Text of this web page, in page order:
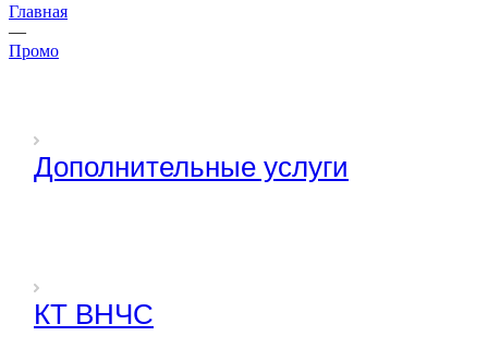
Главная
—
Промо
Дополнительные услуги
КТ ВНЧС